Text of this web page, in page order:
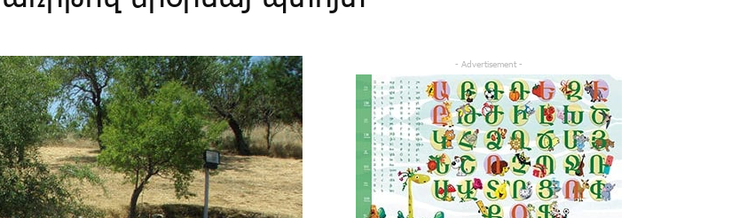
- Advertisement -